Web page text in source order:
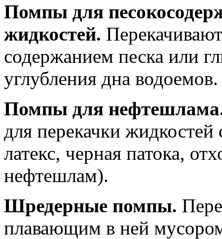
Помпы для
жидкостей.
содержанием песка или
углубления дна водоемов.
Помпы для
для перекачки
латекс, черная патока,
нефтешлам).
Шредерные помпы.
плавающим в ней